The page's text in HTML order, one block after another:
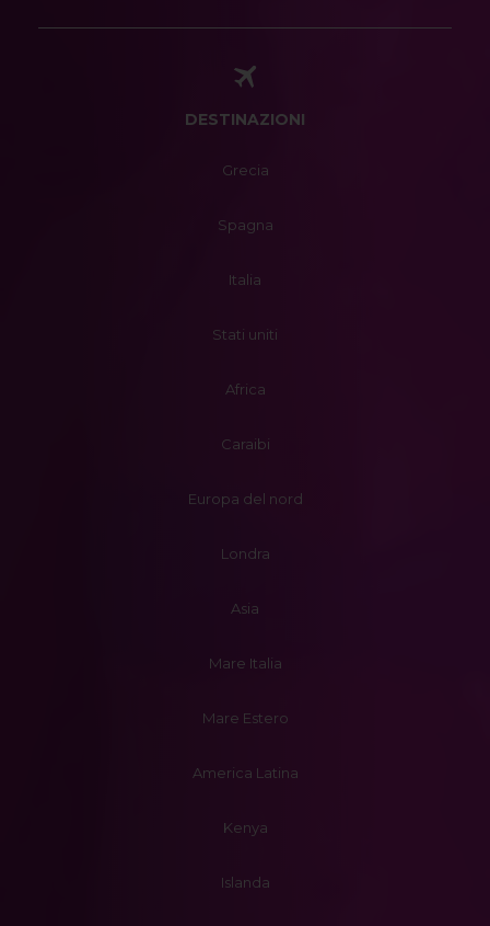
DESTINAZIONI
Grecia
Spagna
Italia
Stati uniti
Africa
Caraibi
Europa del nord
Londra
Asia
Mare Italia
Mare Estero
America Latina
Kenya
Islanda